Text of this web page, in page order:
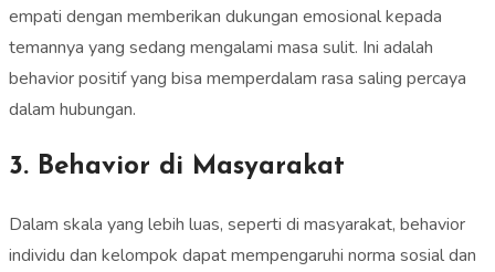
empati dengan memberikan dukungan emosional kepada
temannya yang sedang mengalami masa sulit. Ini adalah
behavior positif yang bisa memperdalam rasa saling percaya
dalam hubungan.
3. Behavior di Masyarakat
Dalam skala yang lebih luas, seperti di masyarakat, behavior
individu dan kelompok dapat mempengaruhi norma sosial dan